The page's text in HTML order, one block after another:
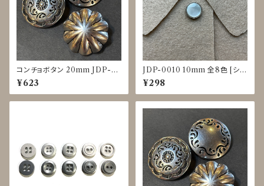
コンチョボタン 20mm JDP-0
016
¥623
JDP-0010 10mm 全8色 [シェ
ル調][裏足ボタン][ブラウス]
¥298